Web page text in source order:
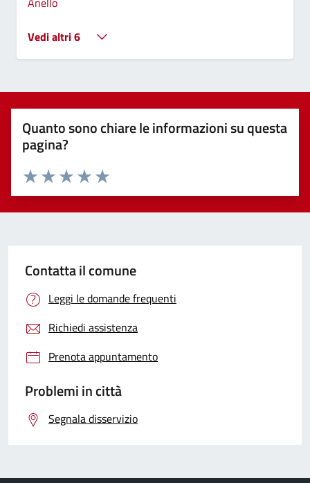
Vedi altri 6
Quanto sono chiare le informazioni su questa
pagina?
Valuta 5 stelle su 5
Valuta 4 stelle su 5
Valuta 3 stelle su 5
Valuta 2 stelle su 5
Valuta 1 stelle su 5
Contatta il comune
Leggi le domande frequenti
Richiedi assistenza
Prenota appuntamento
Problemi in città
Segnala disservizio